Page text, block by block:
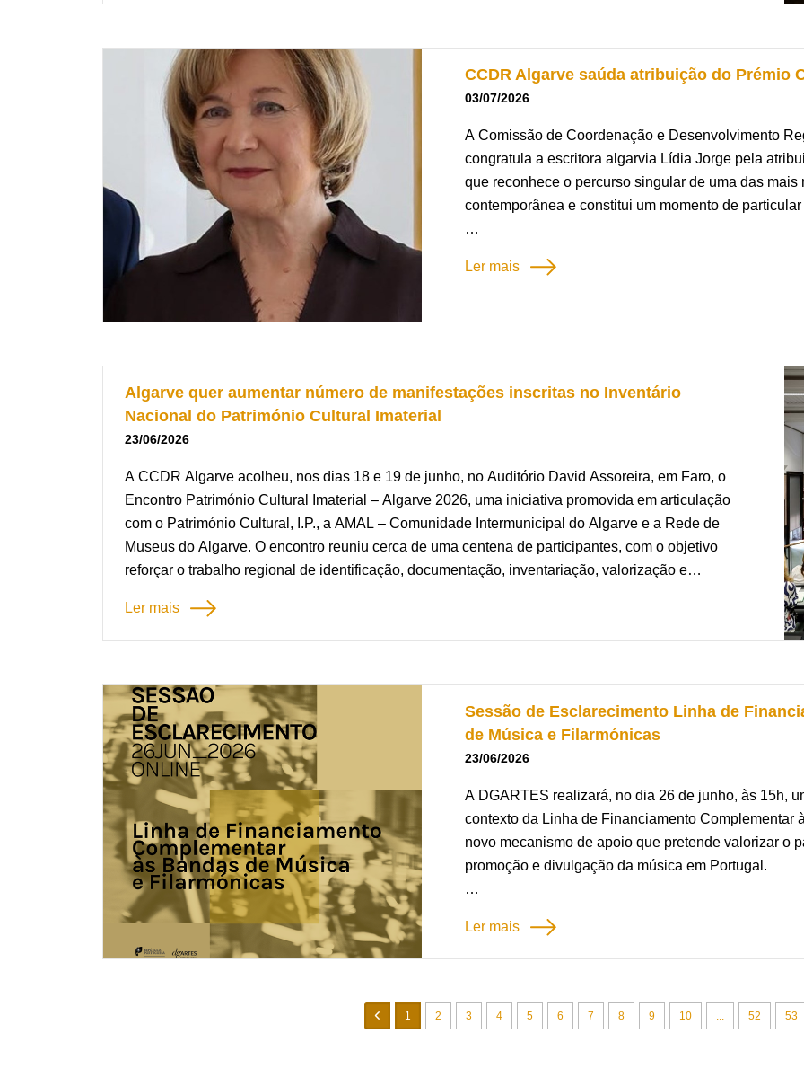
Em 2026, a Cinemalua voltou a candidatar-se aos Protocolos de Cooperação Cultural da CCDR
democratização do acesso à cultura.
A iniciativa leva a sétima arte a praças, ruas e jardins de aldeias, vilas e cidades algarvias,
promovendo o acesso à cultura e aproximando o cinema de comunidades com menor oferta
cultural.
Pode ler o artigo completo na revista Algarve Informativoe conhecer outros projetos culturais
financiados no encarte “
Viver o Património, Abraçar a Cultura”.
CCDR Algarve saúda atribuição do Prémio
03/07/2026
A Comissão de Coordenação e Desenvolvimento
congratula a escritora algarvia Lídia Jorge pela
que reconhece o percurso singular de uma das
contemporânea e constitui um momento de
obras da literatura portuguesa contemporânea,
os grandes desafios do nosso tempo, cruzando
Para o Algarve, este reconhecimento assume um
atribuição do Prémio Camões celebra uma autora
universal, marcas da paisagem, da cultura e das
muito para além das suas fronteiras geográficas. É
que a região tem de gerar talento, pensamento
A cultura constitui um dos pilares do
promovendo a coesão social e valorizando os
Neste contexto, o percurso de Lídia Jorge
criação literária pode oferecer para a afirmação do
inspirando as gerações presentes e futuras.
Ler mais
Algarve quer aumentar número de manifestações inscritas no Inventário
Nacional do Património Cultural Imaterial
23/06/2026
A CCDR Algarve acolheu, nos dias 18 e 19 de junho, no Auditório David Assoreira, em Faro, o
Encontro Património Cultural Imaterial – Algarve 2026, uma iniciativa promovida em articulação
com o Património Cultural, I.P., a AMAL – Comunidade Intermunicipal do Algarve e a Rede de
Museus do Algarve. O encontro reuniu cerca de uma centena de participantes, com o objetivo
reforçar o trabalho regional de identificação, documentação, inventariação, valorização e
A sessão de abertura contou com a intervenção de José Apolinário, Presidente da CCDR
I.P., Joaquim Brandão Pires, Primeiro Secretário da AMAL, Catarina Oliveira, da CM VRSA, em
representação da Rede de Museus do Algarve e Bruno Inácio, Vice-presidente da CCDR
Algarve, I.P. com a responsabilidade na área da cultura.
O Presidente da CCDR Algarve destacou a importância de aumentar o número de
manifestações algarvias inscritas no Inventário Nacional do Património Cultural Imaterial,
defendendo igualmente uma maior eficácia e proximidade dos processos de inventariação às
comunidades. Já o Vice-presidente da CCDR Algarve com o pelouro da Cultura, Bruno Inácio,
sublinhou a necessidade de reforçar o trabalho em rede entre entidades regionais e locais, como
forma de potenciar novos processos de inventariação e valorização do património.
Ao longo dos dois dias foram debatidos temas relacionados com a identificação, documentação,
Nacional, como a Dieta Mediterrânica, o Culto a Nossa Senhora da Piedade (Mãe Soberana), a
Ler mais
Sessão de Esclarecimento Linha de
de Música e Filarmónicas
23/06/2026
A DGARTES realizará, no dia 26 de junho, às 15h,
contexto da Linha de Financiamento Complementar
novo mecanismo de apoio que pretende valorizar o
promoção e divulgação da música em Portugal.
Bandas de Música e Filarmónicas decorre até 3 de
Guia Prático sobre a Linha de Apoio
Ler mais
1 2 3 4 5 6 7 8 9 10 ... 52 53